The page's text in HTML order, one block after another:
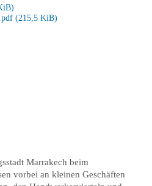
(215,5 KiB)
Marrakech beim
vorbei an kleinen Geschäften